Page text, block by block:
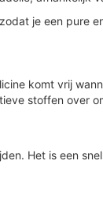
je een pure
komt vrij
stoffen over
Het is een